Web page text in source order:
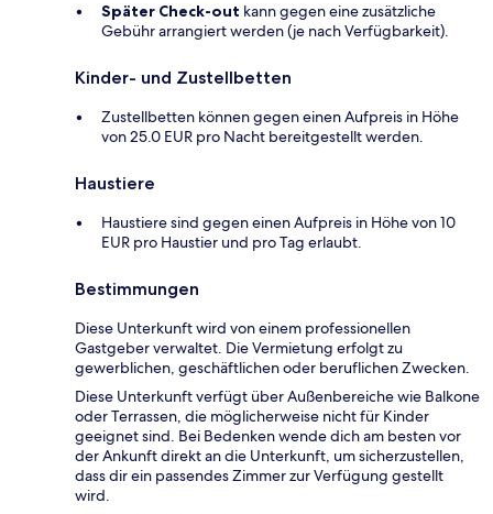
Später Check-out kann gegen eine zusätzliche
Gebühr arrangiert werden (je nach Verfügbarkeit).
Kinder- und Zustellbetten
Zustellbetten können gegen einen Aufpreis in Höhe
von 25.0 EUR pro Nacht bereitgestellt werden.
Haustiere
Haustiere sind gegen einen Aufpreis in Höhe von 10
EUR pro Haustier und pro Tag erlaubt.
Bestimmungen
Diese Unterkunft wird von einem professionellen
Gastgeber verwaltet. Die Vermietung erfolgt zu
gewerblichen, geschäftlichen oder beruflichen Zwecken.
Diese Unterkunft verfügt über Außenbereiche wie Balkone
oder Terrassen, die möglicherweise nicht für Kinder
geeignet sind. Bei Bedenken wende dich am besten vor
der Ankunft direkt an die Unterkunft, um sicherzustellen,
dass dir ein passendes Zimmer zur Verfügung gestellt
wird.